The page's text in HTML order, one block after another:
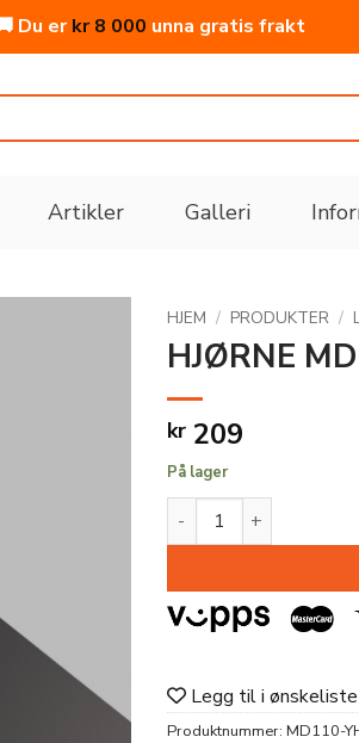
Du erkr8 000 unna gratis frakt
Artikler Galleri
HJEM / PRODUKTER /
HJØRNE
kr 209
På lager
HJØRNE MD110-YH
Legg til i ønskeliste
Produktnummer: MD110-